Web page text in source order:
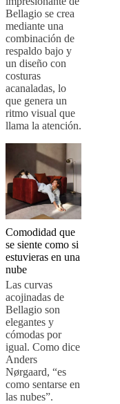
del
producto Instrucciones
de
montajeGarantía
de
decoración
de
interiores
gratisSolicita
muestras
gratis Buscar
una
Acerca
de
BoConceptValores
social
corporativaLa
historiaSala
de
prensaArtesanía
y
calidad
a
nuestros
diseñadoresPersonalización
and
certificationsDeclaración
de
accesibilidad
franquiciadoProfessionals
ProgramProjectsArticles
and
Bellagio se crea
mediante una
combinación de
respaldo bajo y
un diseño con
costuras
acanaladas, lo
que genera un
ritmo visual que
llama la atención.
Comodidad que
se siente como si
estuvieras en una
nube
Las curvas
acojinadas de
Bellagio son
elegantes y
cómodas por
igual. Como dice
Anders
Nørgaard, “es
como sentarse en
las nubes”.